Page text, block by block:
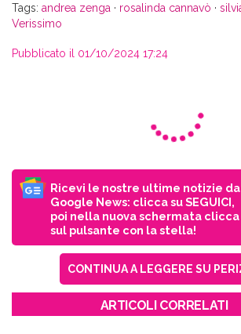
Tags: andrea zenga · rosalinda cannavò ·
Verissimo
Pubblicato il 01/10/2024 17:24
Ricevi le nostre ultime notizie da
Google News: clicca su SEGUICI,
poi nella nuova schermata clicca
sul pulsante con la stella!
CONTINUA A LEGGERE SU
ARTICOLI CORRELATI